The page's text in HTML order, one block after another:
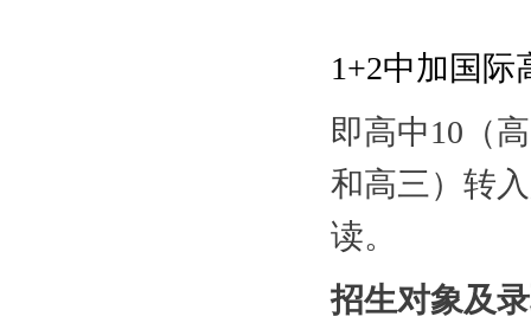
1+2中加国
即高中10（
和高三）转
读。
招生对象及